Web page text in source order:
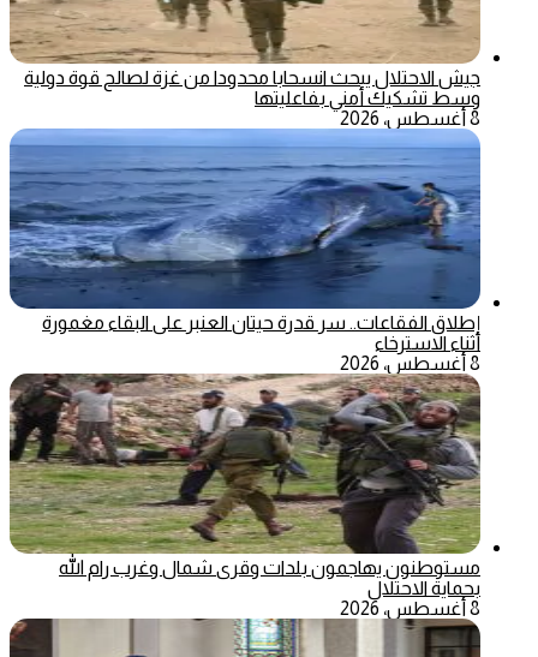
جيش الاحتلال يبحث انسحابا محدودا من غزة لصالح قوة دولية
وسط تشكيك أمني بفاعليتها
8 أغسطس، 2026
إطلاق الفقاعات.. سر قدرة حيتان العنبر على البقاء مغمورة
أثناء الاسترخاء
8 أغسطس، 2026
مستوطنون يهاجمون بلدات وقرى شمال وغرب رام الله
بحماية الاحتلال
8 أغسطس، 2026